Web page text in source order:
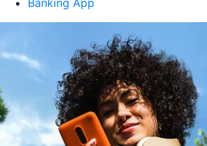
Banking App